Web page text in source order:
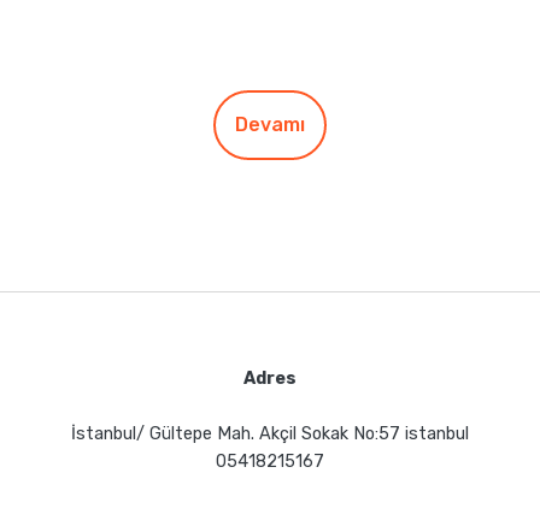
Devamı
Adres
İstanbul/ Gültepe Mah. Akçil Sokak No:57 istanbul
05418215167